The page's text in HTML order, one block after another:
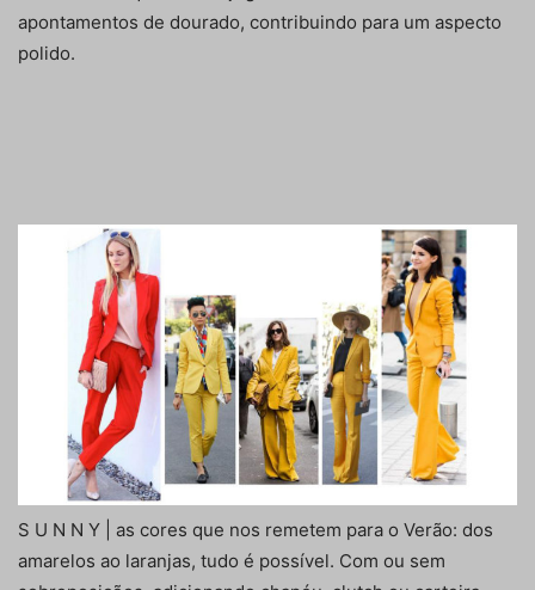
apontamentos de dourado, contribuindo para um aspecto
polido.
S U N N Y | as cores que nos remetem para o Verão: dos
amarelos ao laranjas, tudo é possível. Com ou sem